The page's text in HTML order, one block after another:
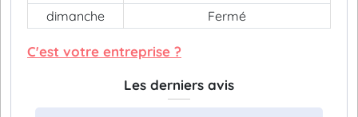
dimanche
Fermé
C'est votre entreprise ?
Les derniers avis